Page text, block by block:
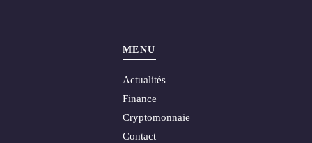
MENU
Actualités
Finance
Cryptomonnaie
Contact